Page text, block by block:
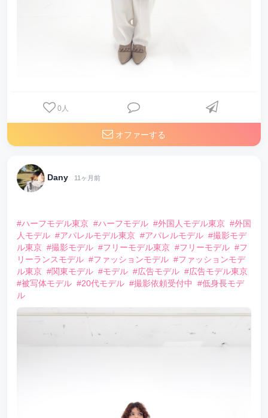
0 人
オファーする
Dany 11ヶ月前
#ハーフモデル東京 #ハーフモデル #外国人モデル東京 #外国
人モデル #アパレルモデル東京 #アパレルモデル #撮影モデ
ル東京 #撮影モデル #フリーモデル東京 #フリーモデル #フ
リーランスモデル #ファッションモデル #ファッションモデ
ル東京 #関東モデル #モデル #広告モデル #広告モデル東京
#被写体モデル #20代モデル #撮影依頼受付中
#低身長モデ
ル